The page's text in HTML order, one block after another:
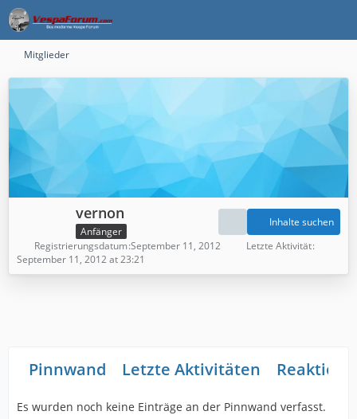
Mitglieder
vernon
Anfänger
Inhalte suchen
Registrierungsdatum September 11, 2012
Letzte Aktivität
September 11, 2012 at 23:21
Pinnwand Letzte Aktivitäten
Es wurden noch keine Einträge an der Pinnwand verfasst.